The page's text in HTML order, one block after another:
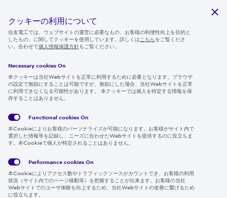
ニュースルーム
IR情報
採用情報
Global
Policy
サイト
約
Region & Language:
Japan | JP
クッキーの利用について
住友電工では、ウェブサイトの運営に必要なもの、お客様の利便性向上を目的と
したもの、に関してクッキーを使用しています。詳しくは こちらをご覧くださ
い。合わせて個人情報保護方針もご覧ください。
Necessary cookies On
本クッキーは当社Webサイトを正常に利用するために必要となります。ブラウザ
の設定で無効にすることは可能ですが、無効にした場合、当社Webサイトを正常
に利用できなくなる可能性があります。 本クッキーでは個人を特定する情報を保
存することはありません。
Functional cookies On
本Cookieによりお客様のパーソナライズが可能になります。お客様がサイト内で
選択した情報等を記録し、ニーズに合わせたWebサイトを提供するのに役立ちま
す。本Cookieで個人が特定されることはありません。
Performance cookies On
本Cookieによりアクセス数やトラフィックソースがカウントでき、お客様の利用
状況（サイト内でのページ移動等）を把握することが出来ます。お客様の当社
Webサイトでのユーザ体験を向上するため、当社Webサイトの改善に繋げるため
に役立ちます。